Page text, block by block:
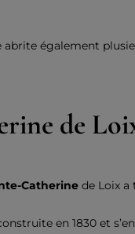
également
de
Catherine de Loix a
en 1830 et